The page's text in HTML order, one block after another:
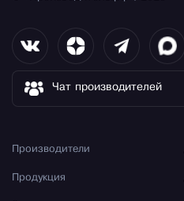
Чат производителей
Производители
Продукция